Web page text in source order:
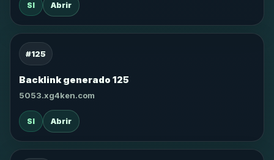
SI Abrir
#125
Backlink generado 125
5053.xg4ken.com
SI Abrir